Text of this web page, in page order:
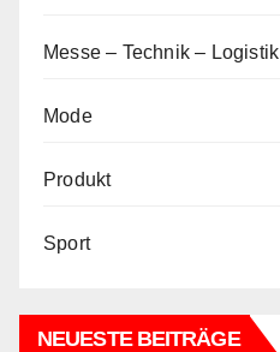
Messe – Technik – Logistik
Mode
Produkt
Sport
NEUESTE BEITRÄGE